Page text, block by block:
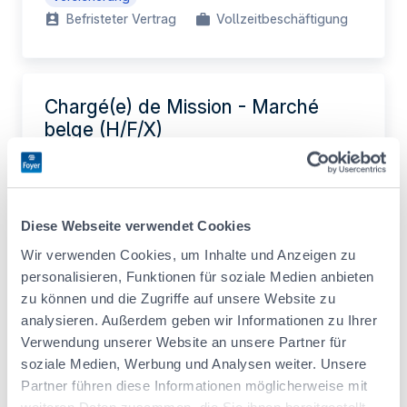
Diese Webseite verwendet Cookies
Wir verwenden Cookies, um Inhalte und Anzeigen zu
personalisieren, Funktionen für soziale Medien anbieten
zu können und die Zugriffe auf unsere Website zu
analysieren. Außerdem geben wir Informationen zu Ihrer
Verwendung unserer Website an unsere Partner für
soziale Medien, Werbung und Analysen weiter. Unsere
Partner führen diese Informationen möglicherweise mit
Befristeter Vertrag
Vollzeitbeschäftigung
Chargé(e) de Mission - Marché
belge (H/F/X)
Actuarial Intern (F/M/X)
Legal / Compliance / Risiko
Praktikum